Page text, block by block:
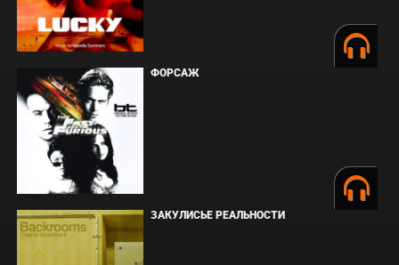
ФОРСАЖ
ЗАКУЛИСЬЕ РЕАЛЬНОСТИ